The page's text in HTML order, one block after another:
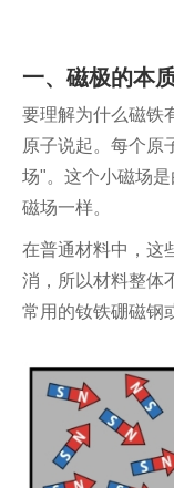
一、磁极的本
要理解为什么磁
原子说起。每个原
场"。这个小磁场
磁场一样。
在普通材料中，这
消，所以材料整体
常用的钕铁硼磁钢